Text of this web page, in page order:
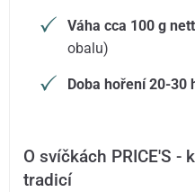
Váha cca 100 g
obalu)
Doba hoření 20-30
O svíčkách PRICE'S -
tradicí